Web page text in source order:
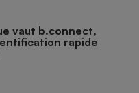
vaut b.connect,
rapide